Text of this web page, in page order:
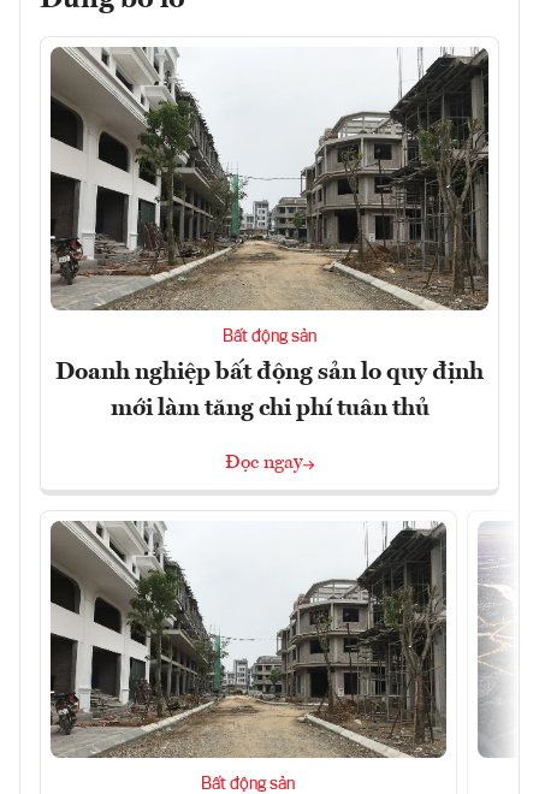
Bất động sản
Doanh nghiệp bất động sản lo quy định
mới làm tăng chi phí tuân thủ
Đọc ngay
Bất động sản